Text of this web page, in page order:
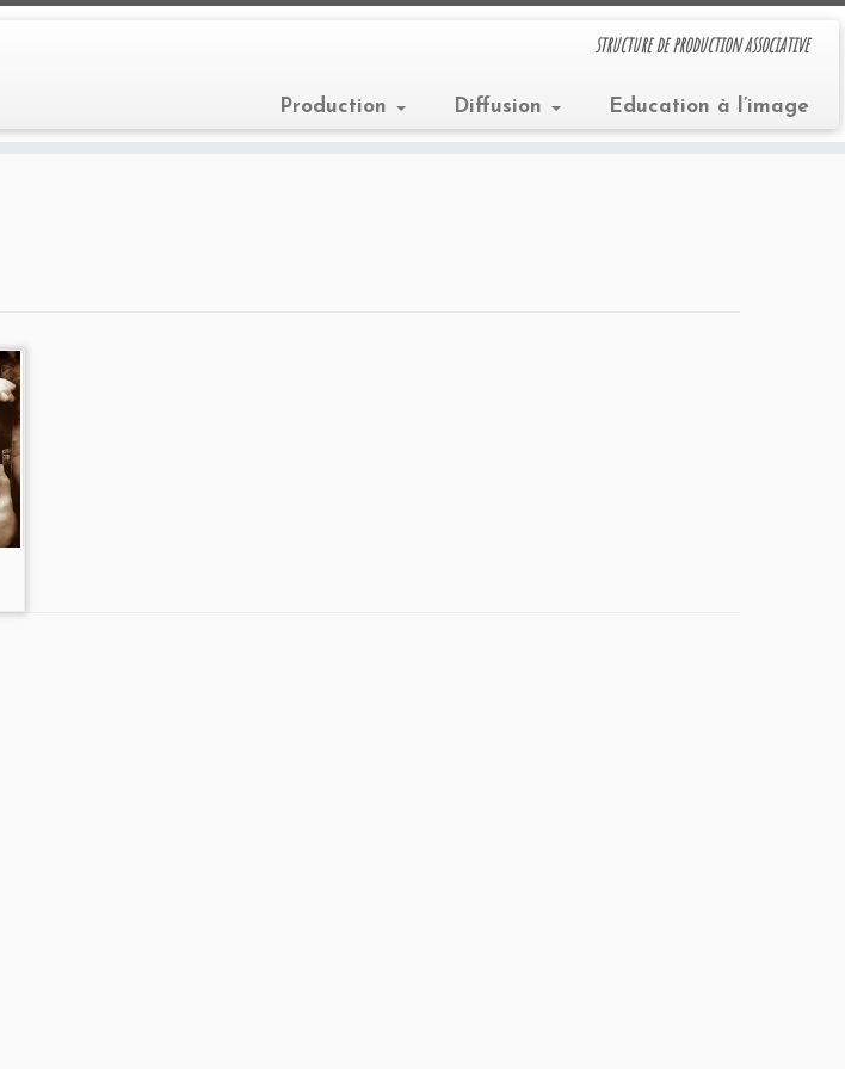
structure de production associative
Production Diffusion Education à l’image